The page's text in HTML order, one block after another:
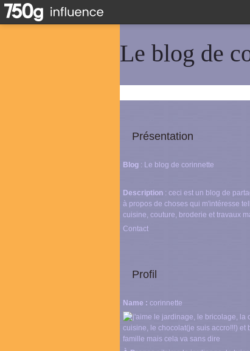
Le blog de
Présentation
Blog : Le blog de corinnette
Description : ceci est un blog de
à propos de choses qui m'intéresse
cuisine, couture, broderie et travaux
Contact
Profil
Name : corinnette